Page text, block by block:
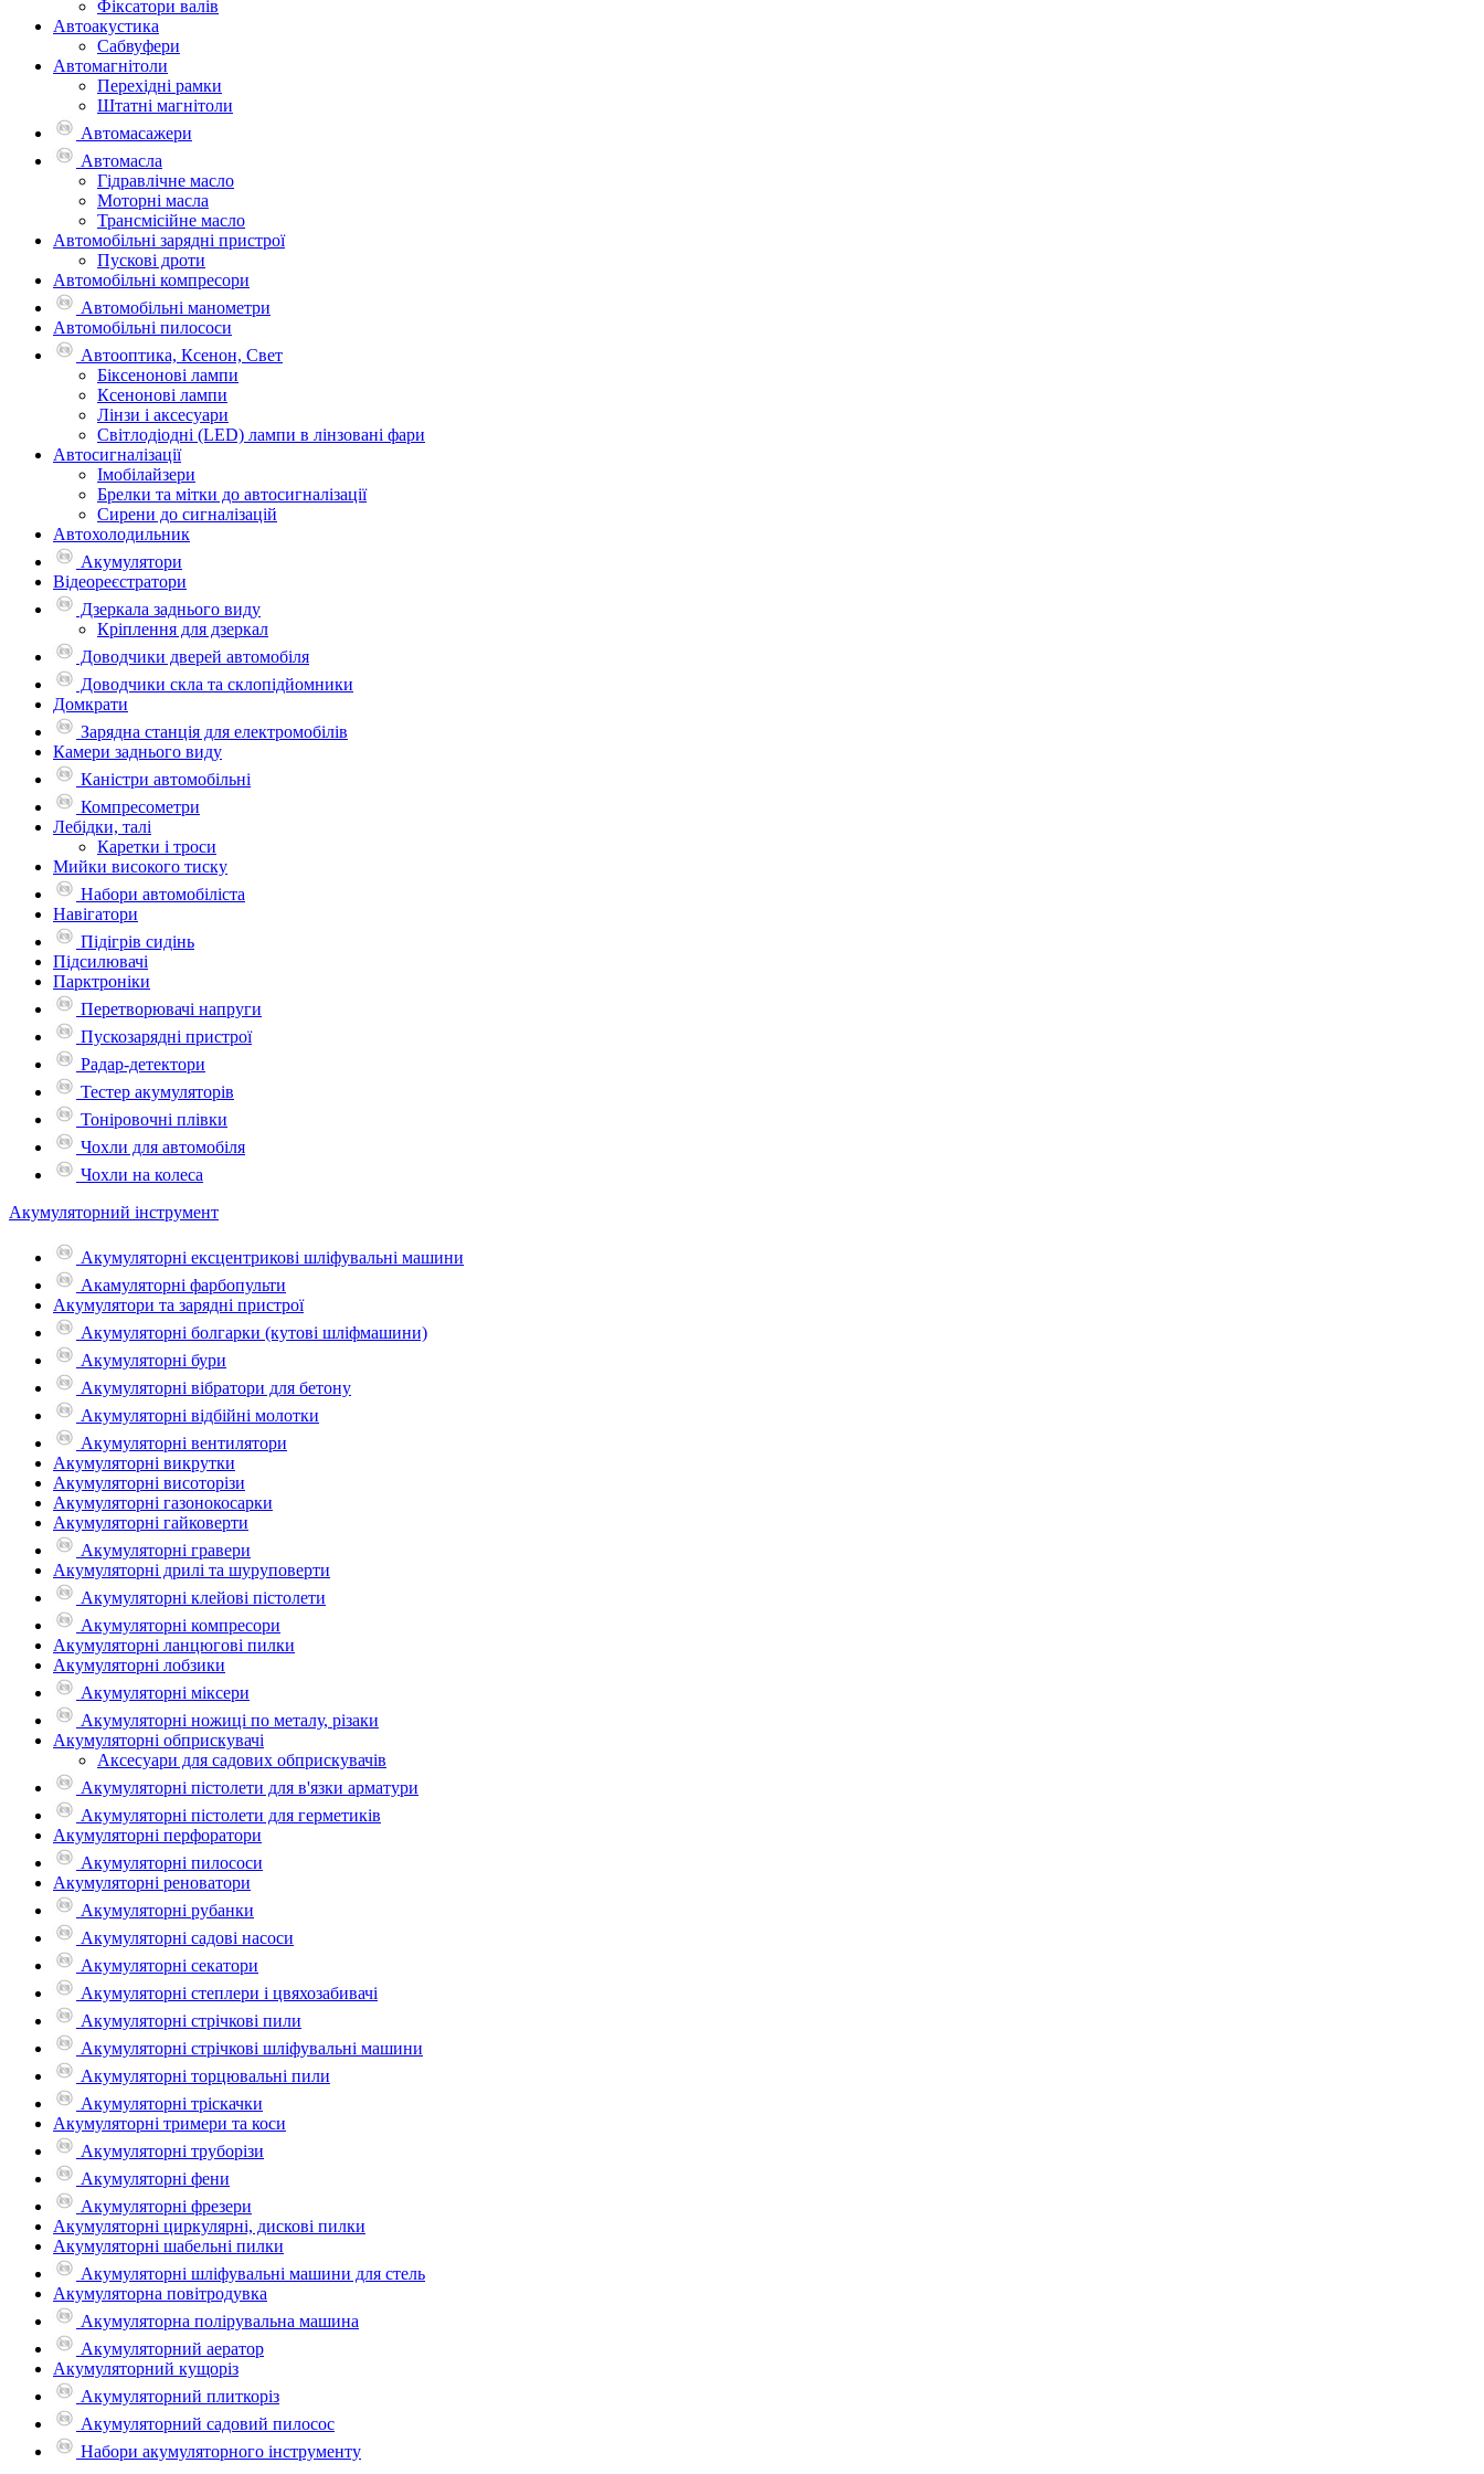
Фіксатори валів
Автоакустика
Сабвуфери
Автомагнітоли
Перехідні рамки
Штатні магнітоли
Автомасажери
Автомасла
Гідравлічне масло
Моторні масла
Трансмісійне масло
Автомобільні зарядні пристрої
Пускові дроти
Автомобільні компресори
Автомобільні манометри
Автомобільні пилососи
Автооптика, Ксенон, Свет
Біксенонові лампи
Ксенонові лампи
Лінзи і аксесуари
Світлодіодні (LED) лампи в лінзовані фари
Автосигналізації
Імобілайзери
Брелки та мітки до автосигналізації
Сирени до сигналізацій
Автохолодильник
Акумулятори
Відеореєстратори
Дзеркала заднього виду
Кріплення для дзеркал
Доводчики дверей автомобіля
Доводчики скла та склопідйомники
Домкрати
Зарядна станція для електромобілів
Камери заднього виду
Каністри автомобільні
Компресометри
Лебідки, талі
Каретки і троси
Мийки високого тиску
Набори автомобіліста
Навігатори
Підігрів сидінь
Підсилювачі
Парктроніки
Перетворювачі напруги
Пускозарядні пристрої
Радар-детектори
Тестер акумуляторів
Тоніровочні плівки
Чохли для автомобіля
Чохли на колеса
Акумуляторний інструмент
Акумуляторні ексцентрикові шліфувальні машини
Акамуляторні фарбопульти
Акумулятори та зарядні пристрої
Акумуляторні болгарки (кутові шліфмашини)
Акумуляторні бури
Акумуляторні вібратори для бетону
Акумуляторні відбійні молотки
Акумуляторні вентилятори
Акумуляторні викрутки
Акумуляторні висоторізи
Акумуляторні газонокосарки
Акумуляторні гайковерти
Акумуляторні гравери
Акумуляторні дрилі та шуруповерти
Акумуляторні клейові пістолети
Акумуляторні компресори
Акумуляторні ланцюгові пилки
Акумуляторні лобзики
Акумуляторні міксери
Акумуляторні ножиці по металу, різаки
Акумуляторні обприскувачі
Аксесуари для садових обприскувачів
Акумуляторні пістолети для в'язки арматури
Акумуляторні пістолети для герметиків
Акумуляторні перфоратори
Акумуляторні пилососи
Акумуляторні реноватори
Акумуляторні рубанки
Акумуляторні садові насоси
Акумуляторні секатори
Акумуляторні степлери і цвяхозабивачі
Акумуляторні стрічкові пили
Акумуляторні стрічкові шліфувальні машини
Акумуляторні торцювальні пили
Акумуляторні тріскачки
Акумуляторні тримери та коси
Акумуляторні труборізи
Акумуляторні фени
Акумуляторні фрезери
Акумуляторні циркулярні, дискові пилки
Акумуляторні шабельні пилки
Акумуляторні шліфувальні машини для стель
Акумуляторна повітродувка
Акумуляторна полірувальна машина
Акумуляторний аератор
Акумуляторний кущоріз
Акумуляторний плиткоріз
Акумуляторний садовий пилосос
Набори акумуляторного інструменту